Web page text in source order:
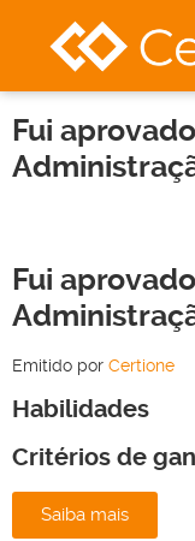
Fui
Fui
Emitido por Certione
Habilidades
Critérios de
Saiba mais